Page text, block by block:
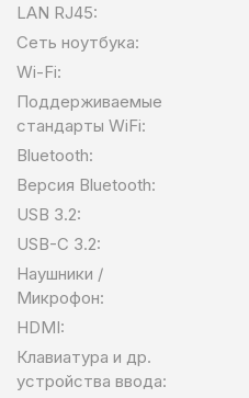
LAN RJ45:
Сеть ноутбука:
Wi-Fi:
Поддерживаемые
стандарты WiFi:
Bluetooth:
Версия Bluetooth:
USB 3.2:
USB-C 3.2:
Наушники /
Микрофон:
HDMI:
Клавиатура и др.
устройства ввода: